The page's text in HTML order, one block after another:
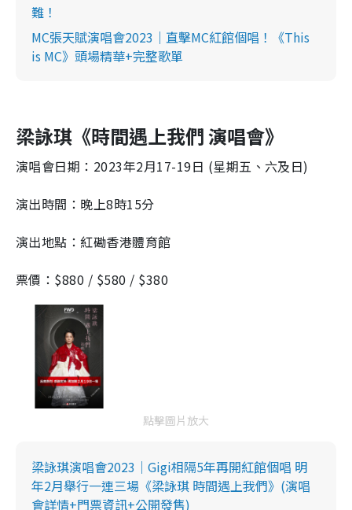
難！
MC張天賦演唱會2023｜直擊MC紅館個唱！《This
is MC》頭場精華+完整歌單
梁詠琪 《時間遇上我們 演唱會》
演唱會日期：2023年2月17-19日 (星期五、六及日)
演出時間：晚上8時15分
演出地點：紅磡香港體育館
票價：$880 / $580 / $380
點擊圖片放大
梁詠琪演唱會2023｜Gigi相隔5年再開紅館個唱 明
年2月舉行一連三場《梁詠琪 時間遇上我們》(演唱
會詳情+門票資訊+公開發售)